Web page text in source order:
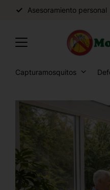
Asesoramiento personal
Capturamosquitos